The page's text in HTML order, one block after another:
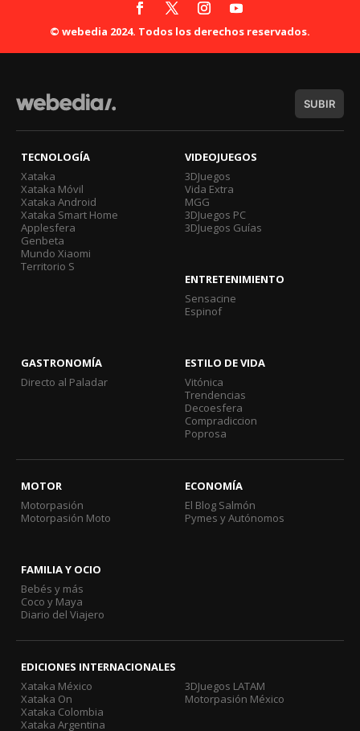
© webedia 2024. Todos los derechos reservados.
SUBIR
TECNOLOGÍA
Xataka
Xataka Móvil
Xataka Android
Xataka Smart Home
Applesfera
Genbeta
Mundo Xiaomi
Territorio S
VIDEOJUEGOS
3DJuegos
Vida Extra
MGG
3DJuegos PC
3DJuegos Guías
ENTRETENIMIENTO
Sensacine
Espinof
GASTRONOMÍA
Directo al Paladar
ESTILO DE VIDA
Vitónica
Trendencias
Decoesfera
Compradiccion
Poprosa
MOTOR
Motorpasión
Motorpasión Moto
ECONOMÍA
El Blog Salmón
Pymes y Autónomos
FAMILIA Y OCIO
Bebés y más
Coco y Maya
Diario del Viajero
EDICIONES INTERNACIONALES
Xataka México
Xataka On
Xataka Colombia
Xataka Argentina
3DJuegos LATAM
Motorpasión México